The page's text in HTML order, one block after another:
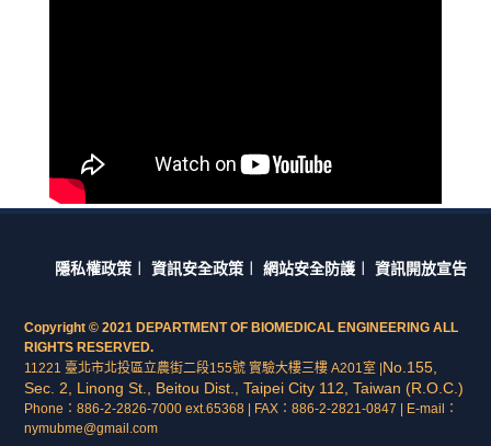
隱私權政策︱ 資訊安全政策︱ 網站安全防護︱ 資訊開放宣告
Copyright © 2021 DEPARTMENT OF BIOMEDICAL ENGINEERING ALL
RIGHTS RESERVED.
11221 臺北市北投區立農街二段155號 實驗大樓三樓 A201室 | No.155,
Sec. 2, Linong St., Beitou Dist., Taipei City 112, Taiwan (R.O.C.)
Phone：886-2-2826-7000 ext.65368 | FAX：886-2-2821-0847 | E-mail：
nymubme@gmail.com